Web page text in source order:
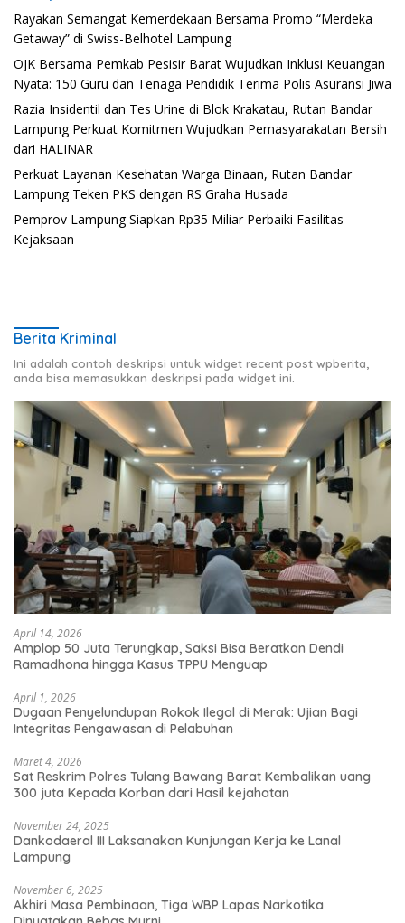
Rayakan Semangat Kemerdekaan Bersama Promo “Merdeka
Getaway” di Swiss-Belhotel Lampung
OJK Bersama Pemkab Pesisir Barat Wujudkan Inklusi Keuangan
Nyata: 150 Guru dan Tenaga Pendidik Terima Polis Asuransi Jiwa
Razia Insidentil dan Tes Urine di Blok Krakatau, Rutan Bandar
Lampung Perkuat Komitmen Wujudkan Pemasyarakatan Bersih
dari HALINAR
Perkuat Layanan Kesehatan Warga Binaan, Rutan Bandar
Lampung Teken PKS dengan RS Graha Husada
Pemprov Lampung Siapkan Rp35 Miliar Perbaiki Fasilitas
Kejaksaan
Berita Kriminal
Ini adalah contoh deskripsi untuk widget recent post wpberita,
anda bisa memasukkan deskripsi pada widget ini.
April 14, 2026
Amplop 50 Juta Terungkap, Saksi Bisa Beratkan Dendi
Ramadhona hingga Kasus TPPU Menguap
April 1, 2026
Dugaan Penyelundupan Rokok Ilegal di Merak: Ujian Bagi
Integritas Pengawasan di Pelabuhan
Maret 4, 2026
Sat Reskrim Polres Tulang Bawang Barat Kembalikan uang
300 juta Kepada Korban dari Hasil kejahatan
November 24, 2025
Dankodaeral III Laksanakan Kunjungan Kerja ke Lanal
Lampung
November 6, 2025
Akhiri Masa Pembinaan, Tiga WBP Lapas Narkotika